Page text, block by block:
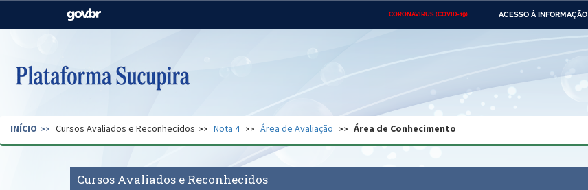
CORONAVÍRUS (COVID-19) ACESSO À INFORMAÇÃO
Casa Civil Ministério das Relações
Pecuária e Abastecimento
Ministério do Desenvolvimento
Regional
Secretaria de Governo Gabinete de Segurança Advocacia-Geral da União Banco Central do Brasil
INÍCIO Cursos Avaliados e Reconhecidos Nota 4 Área de Avaliação Área de Conhecimento
Cursos Avaliados e Reconhecidos